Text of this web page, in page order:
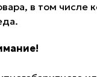
в том числе